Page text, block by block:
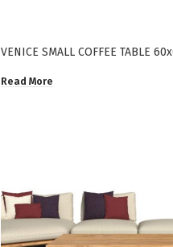
VENICE SMALL COFFEE TABLE
Read More